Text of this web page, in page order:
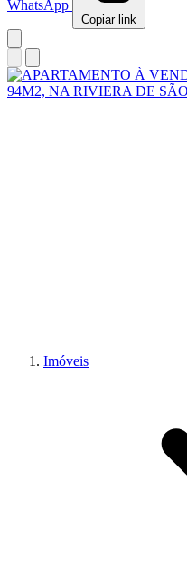
WhatsApp
Copiar link
Imóveis